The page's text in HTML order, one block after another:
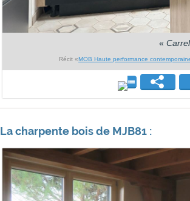
«
Récit «MOB Haute performance
La charpente bois de MJB81 :